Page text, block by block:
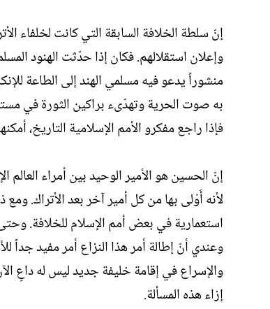
إنّ سلطة الخلافة السابقة التي كانت لخلفاء
وإعلان استقلالهم. فكان إذا حدّثت الهنود
منشوراً يدعو فيه مسلمي الهند إلى الطاعة
به صوت الحرية وتهدّىء براكين الثورة في
فإذا راجع مفكرو الأمم الإسلامية التاريخ،
إنّ الحسين هو الأمير الوحيد بين أمراء
لأنه أَوْلى بها من كل أمير آخر بعد الأتراك.
استعمارية في بعض أمم الإسلام للخلافة.
وعندي أنّ إطالة أمر هذا النزاع أمر مفيد جداً
والإسراع في إقامة خليفة جديد ليس له داعٍ
إزاء هذه المسألة.